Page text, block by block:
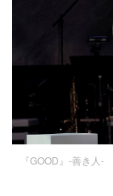
『GOOD』-